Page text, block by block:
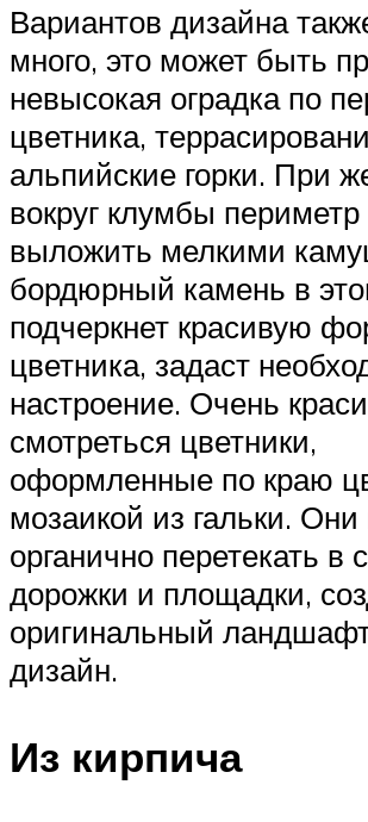
Вариантов дизайна
много, это может быть
невысокая оградка по
цветника,
альпийские горки. При
вокруг клумбы
выложить мелкими
бордюрный камень в
подчеркнет красивую
цветника, задаст
настроение. Очень
смотреться цветники,
оформленные по краю
мозаикой из гальки. Они
органично перетекать в
дорожки и площадки,
оригинальный
дизайн.
Из кирпича